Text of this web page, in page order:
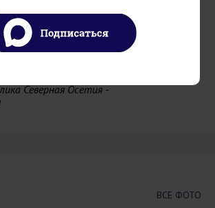
автомобильного
Нижний Зарамаг открыта
Северная Осетия -
ВСЕ ФОТО